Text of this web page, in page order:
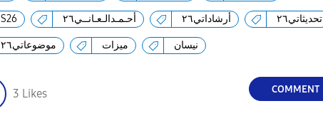
S26 أحـمـدالـعـانــي٢٦ أرشاداتي٢٦ تحديثاتي٢٦
موضوعاتي٢٦ ميزات نيسان
3 Likes COMMENT